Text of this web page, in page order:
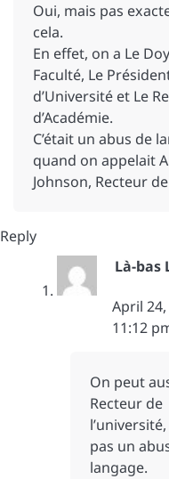
Oui, mais pas
cela.
En effet, on a Le
Faculté, Le
d’Université et Le
d’Académie.
C’était un abus de
quand on appelait
Johnson, Recteur de
Reply
Là-bas
April
11:12
On peut
Recteur de
l’université,
pas un
langage.